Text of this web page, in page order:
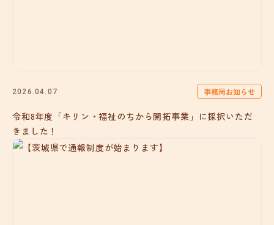
2026.04.07 事務局お知らせ
令和8年度「キリン・福祉のちから開拓事業」に採択いただ
きました！